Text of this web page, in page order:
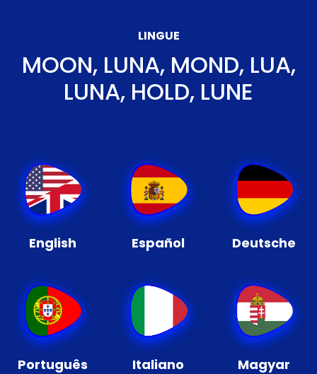
LINGUE
MOON, LUNA, MOND, LUA,
LUNA, HOLD, LUNE
English Español Deutsche
Português Italiano Magyar